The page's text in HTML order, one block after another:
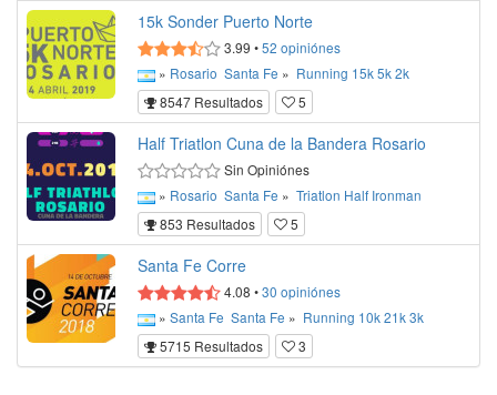
15k Sonder Puerto Norte
3.99 •52 opiniónes
» Rosario Santa Fe » Running 15k5k2k
8547 Resultados
5
Half Triatlon Cuna de la Bandera Rosario
Sin Opiniónes
» Rosario Santa Fe » Triatlon Half Ironman
853 Resultados
5
Santa Fe Corre
4.08 •30 opiniónes
» Santa Fe Santa Fe » Running 10k21k3k
5715 Resultados
3